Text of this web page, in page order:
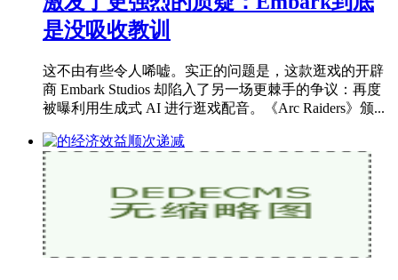
是没吸收教训
这不由有些令人唏嘘。实正的问题是，这款逛戏的开辟
商 Embark Studios 却陷入了另一场更棘手的争议：再度
被曝利用生成式 AI 进行逛戏配音。《Arc Raiders》颁...